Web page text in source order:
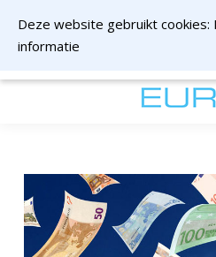
Deze website gebruikt cookies:
informatie